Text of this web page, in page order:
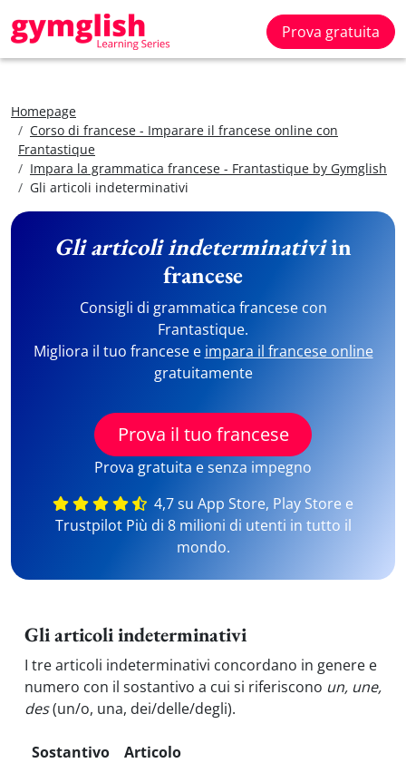
Prova gratuita
Homepage
Corso di francese - Imparare il francese online con
Frantastique
Impara la grammatica francese - Frantastique by Gymglish
Gli articoli indeterminativi
Gli articoli indeterminativiin
francese
Consigli di grammatica francese con
Frantastique.
Migliora il tuo francese e impara il francese online
gratuitamente
Prova il tuo francese
Prova gratuita e senza impegno
4,7 su App Store, Play Store e
Trustpilot Più di 8 milioni di utenti in tutto il
mondo.
Gli articoli indeterminativi
I tre articoli indeterminativi concordano in genere e
numero con il sostantivo a cui si riferiscono un, une,
des(un/o, una, dei/delle/degli).
Sostantivo
Articolo